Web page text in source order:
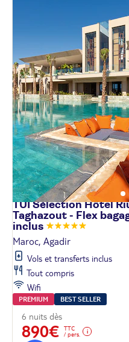
TUI Sélection Hôtel
Taghazout - Flex
inclus
Maroc, Agadir
Vols et transferts inclus
Tout compris
Wifi
PREMIUM BEST SELLER
6 nuits dès
890€
TTC
/ pers.